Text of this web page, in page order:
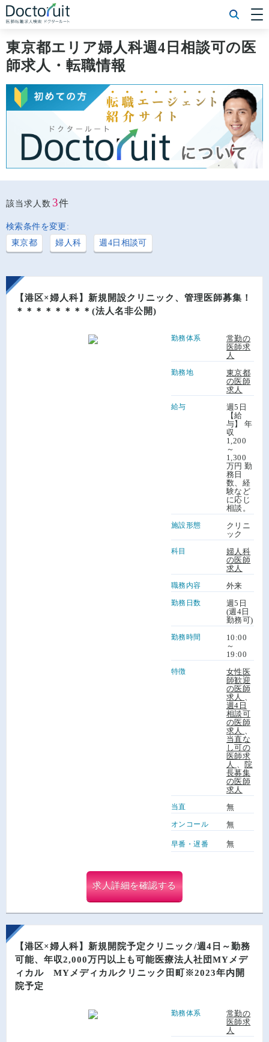
[常勤] 科目から探す
[常勤] 特徴から探す
[非常勤] エリアから探す
[非常勤] 科目から探す
Doctoruit医師転職特集
Doctoruitについて
運営者情報
プライバシーポリシー
東京都エリア婦人科週4日相談可の医
師求人・転職情報
該当求人数 3件
検索条件を変更:
東京都
婦人科 週4日相談可
【港区×婦人科】新規開設クリニック、管理医師募集！
＊＊＊＊＊＊＊＊(法人名非公開)
勤務体系
常勤の
医師求
人
勤務地
東京都
の医師
求人
給与
週5日
【給
与】 年
収
1,200
～
1,300
万円 勤
務日
数、経
験など
に応じ
相談。
施設形態
クリニ
ック
科目
婦人科
の医師
求人
職務内容 外来
勤務日数
週5日
(週4日
勤務可)
勤務時間
10:00
～
19:00
特徴
女性医
師歓迎
の医師
求人
週4日
相談可
の医師
求人
当直な
し可の
医師求
人
院
長募集
の医師
求人
当直 無
オンコール 無
早番・遅番 無
求人詳細を確認する
【港区×婦人科】新規開院予定クリニック/週4日～勤務
可能、年収2,000万円以上も可能医療法人社団MYメデ
ィカル MYメディカルクリニック田町※2023年内開
院予定
勤務体系
常勤の
医師求
人